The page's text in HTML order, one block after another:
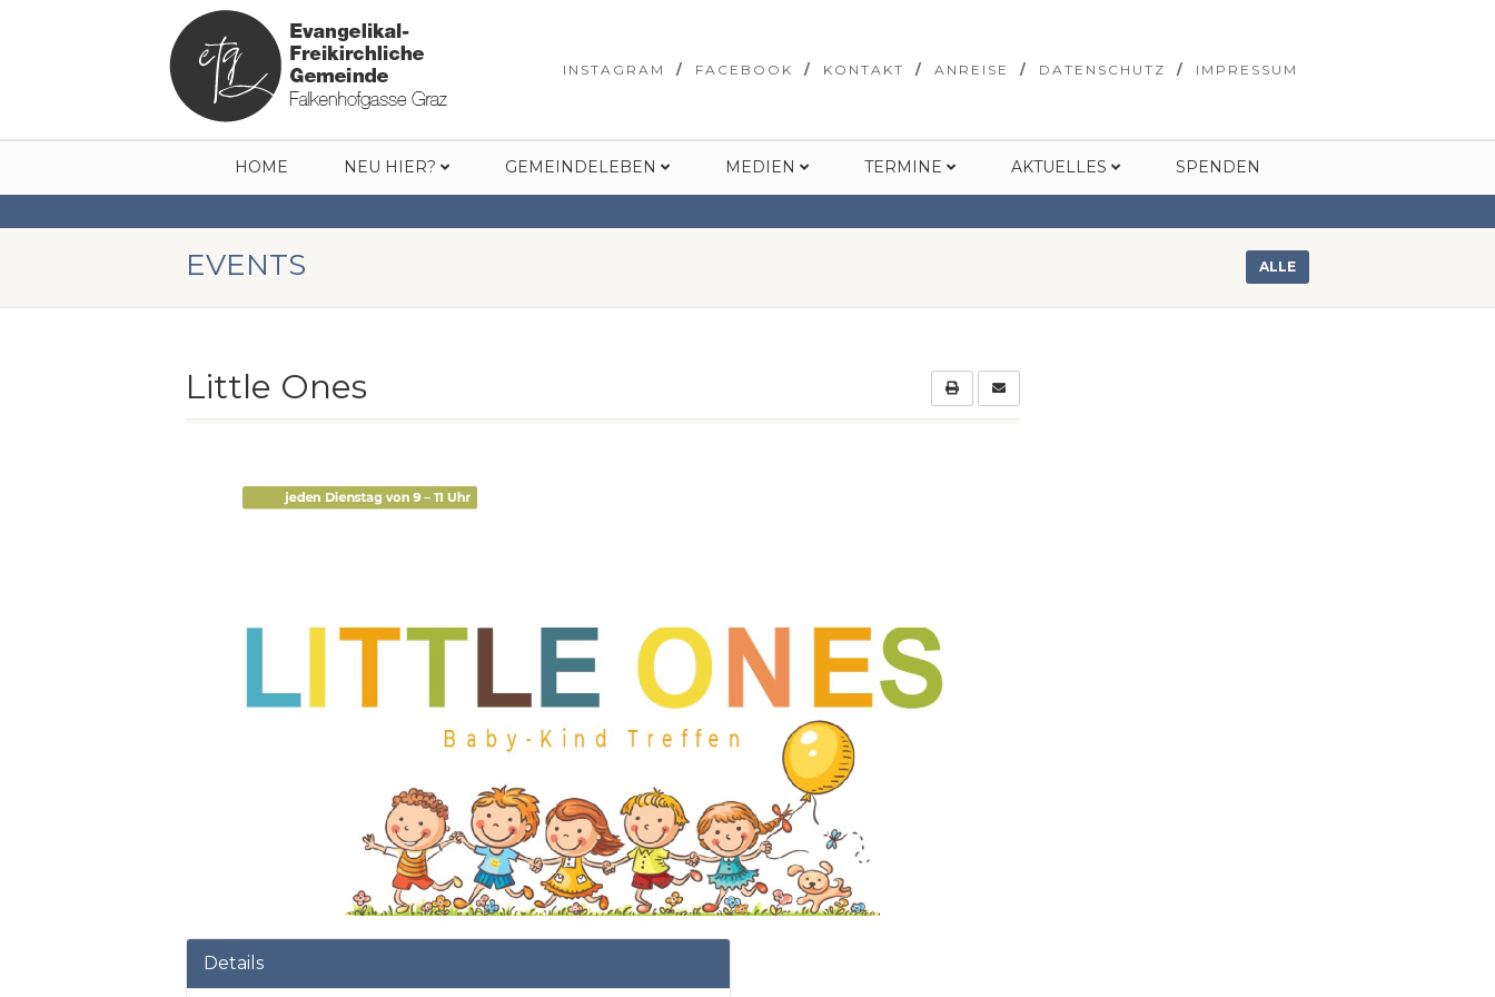
INSTAGRAM FACEBOOK KONTAKT ANREISE DATENSCHUTZ IMPRESSUM
HOME NEU HIER? GEMEINDELEBEN MEDIEN TERMINE AKTUELLES SPENDEN
EVENTS ALLE
Little Ones
Details